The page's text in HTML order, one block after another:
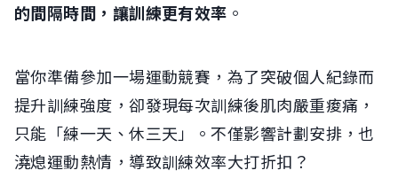
的間隔時間，讓訓練更有效率 。
當你準備參加一場運動競賽，為了突破個人紀錄而
提升訓練強度，卻發現每次訓練後肌肉嚴重痠痛，
只能「練一天、休三天」。不僅影響計劃安排，也
澆熄運動熱情，導致訓練效率大打折扣？